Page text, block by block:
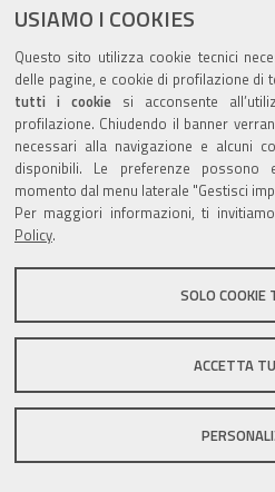
USIAMO I COOKIES
Questo sito utilizza cookie tecnici
delle pagine, e cookie di profilazione di
tutti i cookiesi acconsente
profilazione. Chiudendo il banner
necessari alla navigazione e alcuni
disponibili. Le preferenze possono
momento dal menu laterale "Gestisci
Per maggiori informazioni, ti
Policy.
SOLO COOKIE
ACCETTA
Valuta
Sito istituzionale Comune
Privacy policy|DPO|